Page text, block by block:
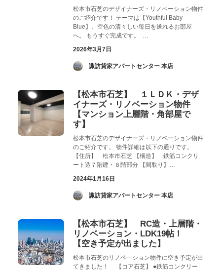
松本市石芝のデザイナーズ・リノベーション物件
のご紹介です！ テーマは【Youthful Baby
Blue】、空色の清々しい毎日を送れるお部屋
へ。 もうすぐ完成です。 …
2026年3月7日
­ 諏訪貸家アパートセンター 本店
【松本市石芝】 １ＬＤＫ・デザ
イナーズ・リノベーション物件
【マンション上層階・角部屋で
す】
松本市石芝のデザイナーズ・リノベーション物件
のご紹介です。 物件詳細は以下の通りです。
【住所】 松本市石芝 【構造】 鉄筋コンクリ
ート造７階建・６階部分 【間取り】…
2024年1月16日
­ 諏訪貸家アパートセンター 本店
【松本市石芝】 RC造・上層階・
リノベーション・LDK19帖！
【空き予定が出ました】
松本市石芝のリノベ―ション物件に空き予定が出
てきました！ 【コア石芝】 ●鉄筋コンクリー